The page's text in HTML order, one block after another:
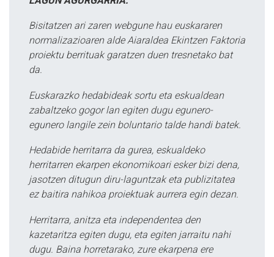
Bisitatzen ari zaren webgune hau euskararen
normalizazioaren alde Aiaraldea Ekintzen Faktoria
proiektu berrituak garatzen duen tresnetako bat
da.
Euskarazko hedabideak sortu eta eskualdean
zabaltzeko gogor lan egiten dugu egunero-
egunero langile zein boluntario talde handi batek.
Hedabide herritarra da gurea, eskualdeko
herritarren ekarpen ekonomikoari esker bizi dena,
jasotzen ditugun diru-laguntzak eta publizitatea
ez baitira nahikoa proiektuak aurrera egin dezan.
Herritarra, anitza eta independentea den
kazetaritza egiten dugu, eta egiten jarraitu nahi
dugu. Baina horretarako, zure ekarpena ere